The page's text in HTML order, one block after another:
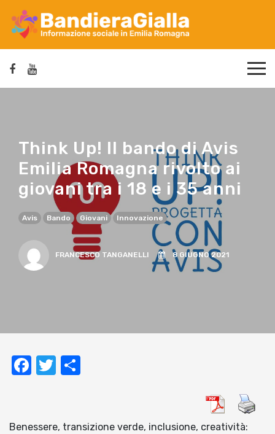
Think Up! Il bando di Avis
Emilia Romagna rivolto ai
giovani tra i 18 e i 35 anni
Avis Bando Giovani Innovazione
FRANCESCO TANGANELLI 8 GIUGNO 2021
Facebook
Twitter
Benessere, transizione verde, inclusione, creatività: